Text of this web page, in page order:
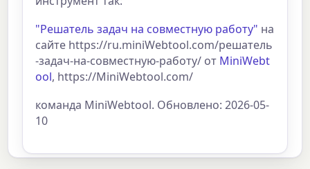
"Решатель задач на совместную работу" на
сайте https://ru.miniWebtool.com/решатель
-задач-на-совместную-работу/ от MiniWebt
ool, https://MiniWebtool.com/
команда MiniWebtool. Обновлено: 2026-05-
10